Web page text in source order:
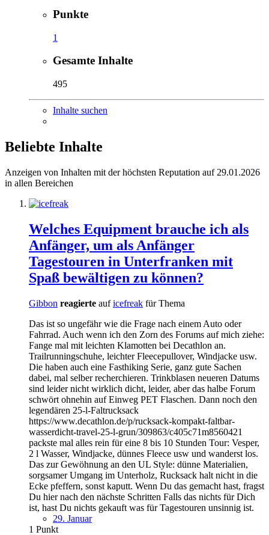
Punkte
1
Gesamte Inhalte
495
Inhalte suchen
Beliebte Inhalte
Anzeigen von Inhalten mit der höchsten Reputation auf 29.01.2026
in allen Bereichen
Welches Equipment brauche ich als
Anfänger, um als Anfänger
Tagestouren in Unterfranken mit
Spaß bewältigen zu können?
Gibbon reagierte auficefreak für Thema
Das ist so ungefähr wie die Frage nach einem Auto oder
Fahrrad. Auch wenn ich den Zorn des Forums auf mich ziehe:
Fange mal mit leichten Klamotten bei Decathlon an.
Trailrunningschuhe, leichter Fleecepullover, Windjacke usw.
Die haben auch eine Fasthiking Serie, ganz gute Sachen
dabei, mal selber recherchieren. Trinkblasen neueren Datums
sind leider nicht wirklich dicht, leider, aber das halbe Forum
schwört ohnehin auf Einweg PET Flaschen. Dann noch den
legendären 25-l-Faltrucksack
https://www.decathlon.de/p/rucksack-kompakt-faltbar-
wasserdicht-travel-25-l-grun/309863/c405c71m8560421
packste mal alles rein für eine 8 bis 10 Stunden Tour: Vesper,
2 l Wasser, Windjacke, dünnes Fleece usw und wanderst los.
Das zur Gewöhnung an den UL Style: dünne Materialien,
sorgsamer Umgang im Unterholz, Rucksack halt nicht in die
Ecke pfeffern, sonst kaputt. Wenn Du das gemacht hast, fragst
Du hier nach den nächste Schritten Falls das nichts für Dich
ist, hast Du nichts gekauft was für Tagestouren unsinnig ist.
29. Januar
1 Punkt